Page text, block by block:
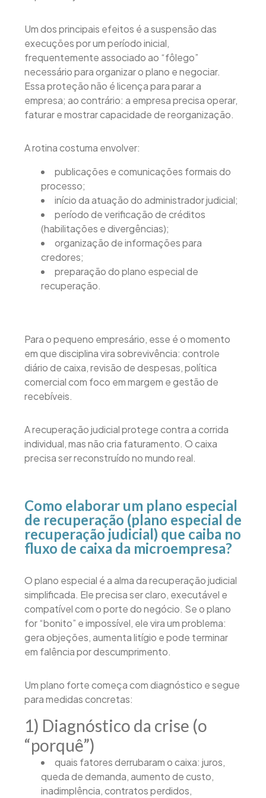
Um dos principais efeitos é a suspensão das
execuções por um período inicial,
frequentemente associado ao “fôlego”
necessário para organizar o plano e negociar.
Essa proteção não é licença para parar a
empresa; ao contrário: a empresa precisa operar,
faturar e mostrar capacidade de reorganização.
A rotina costuma envolver:
publicações e comunicações formais do
processo;
início da atuação do administrador judicial;
período de verificação de créditos
(habilitações e divergências);
organização de informações para
credores;
preparação do plano especial de
recuperação.
Para o pequeno empresário, esse é o momento
em que disciplina vira sobrevivência: controle
diário de caixa, revisão de despesas, política
comercial com foco em margem e gestão de
recebíveis.
A recuperação judicial protege contra a corrida
individual, mas não cria faturamento. O caixa
precisa ser reconstruído no mundo real.
Como elaborar um plano especial
de recuperação (plano especial de
recuperação judicial) que caiba no
fluxo de caixa da microempresa?
O plano especial é a alma da recuperação judicial
simplificada. Ele precisa ser claro, executável e
compatível com o porte do negócio. Se o plano
for “bonito” e impossível, ele vira um problema:
gera objeções, aumenta litígio e pode terminar
em falência por descumprimento.
Um plano forte começa com diagnóstico e segue
para medidas concretas:
1) Diagnóstico da crise (o
“porquê”)
quais fatores derrubaram o caixa: juros,
queda de demanda, aumento de custo,
inadimplência, contratos perdidos,